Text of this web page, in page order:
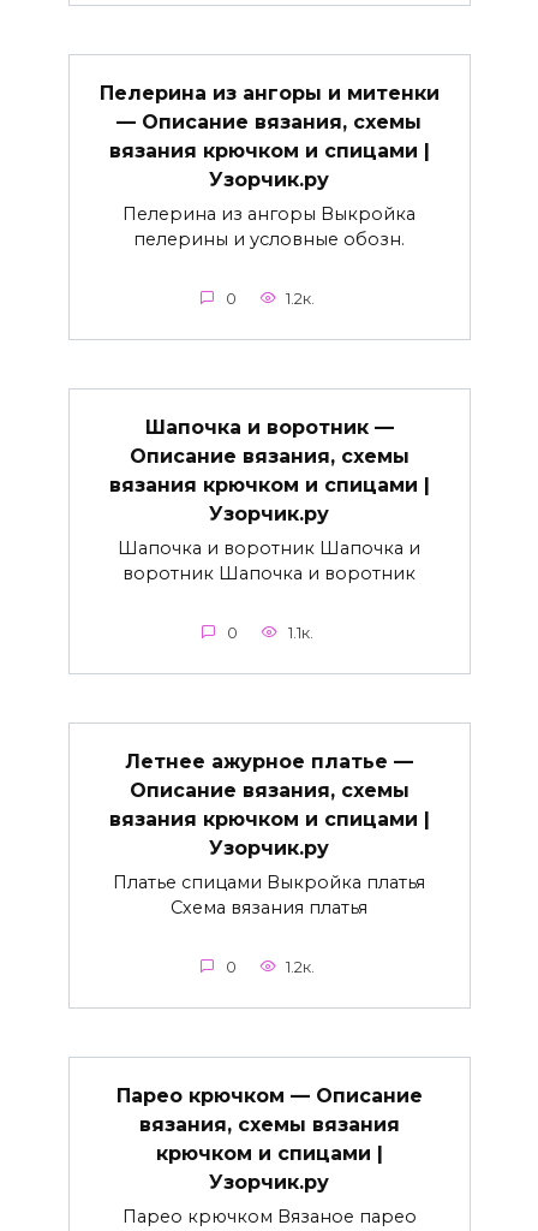
Пелерина из ангоры и митенки
— Описание вязания, схемы
вязания крючком и спицами |
Узорчик.ру
Пелерина из ангоры Выкройка
пелерины и условные обозн.
0 1.2к.
Шапочка и воротник —
Описание вязания, схемы
вязания крючком и спицами |
Узорчик.ру
Шапочка и воротник Шапочка и
воротник Шапочка и воротник
0 1.1к.
Летнее ажурное платье —
Описание вязания, схемы
вязания крючком и спицами |
Узорчик.ру
Платье спицами Выкройка платья
Схема вязания платья
0 1.2к.
Парео крючком — Описание
вязания, схемы вязания
крючком и спицами |
Узорчик.ру
Парео крючком Вязаное парео